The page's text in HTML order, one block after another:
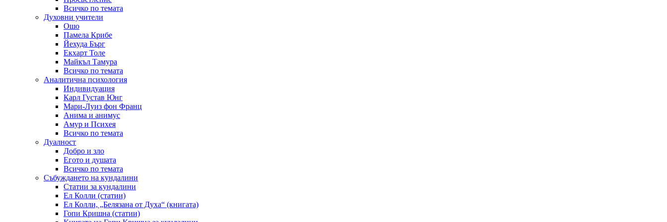
Всичко по темата
Духовни учители
Ошо
Памела Крибе
Йехуда Бърг
Екхарт Толе
Майкъл Тамура
Всичко по темата
Аналитична психология
Индивидуация
Карл Густав Юнг
Мари-Луиз фон Франц
Анима и анимус
Амур и Психея
Всичко по темата
Дуалност
Добро и зло
Егото и душата
Всичко по темата
Събуждането на кундалини
Статии за кундалини
Ел Колли (статии)
Ел Колли, „Белязана от Духа“ (книгата)
Гопи Кришна (статии)